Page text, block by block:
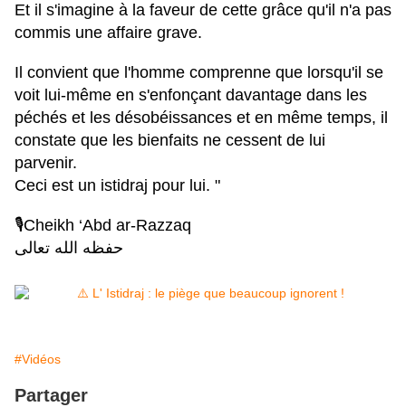
Et il s'imagine à la faveur de cette grâce qu'il n'a pas
commis une affaire grave.
Il convient que l'homme comprenne que lorsqu'il se
voit lui-même en s'enfonçant davantage dans les
péchés et les désobéissances et en même temps, il
constate que les bienfaits ne cessent de lui
parvenir.
Ceci est un istidraj pour lui. "
🎙️Cheikh ‘Abd ar-Razzaq
حفظه الله تعالى
#Vidéos
Partager